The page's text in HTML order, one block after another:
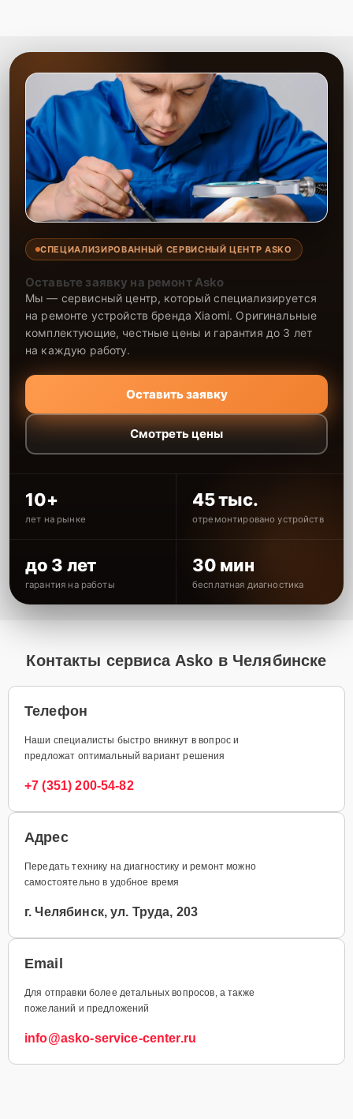
СПЕЦИАЛИЗИРОВАННЫЙ СЕРВИСНЫЙ ЦЕНТР ASKO
Оставьте заявку на ремонт Asko
Мы — сервисный центр, который специализируется
на ремонте устройств бренда Xiaomi. Оригинальные
комплектующие, честные цены и гарантия до 3 лет
на каждую работу.
Оставить заявку
Смотреть цены
10+
лет на рынке
45 тыс.
отремонтировано устройств
до 3 лет
гарантия на работы
30 мин
бесплатная диагностика
Контакты сервиса Asko в Челябинске
Телефон
Наши специалисты быстро вникнут в вопрос и
предложат оптимальный вариант решения
+7 (351) 200-54-82
Адрес
Передать технику на диагностику и ремонт можно
самостоятельно в удобное время
г. Челябинск, ул. Труда, 203
Email
Для отправки более детальных вопросов, а также
пожеланий и предложений
info@asko-service-center.ru